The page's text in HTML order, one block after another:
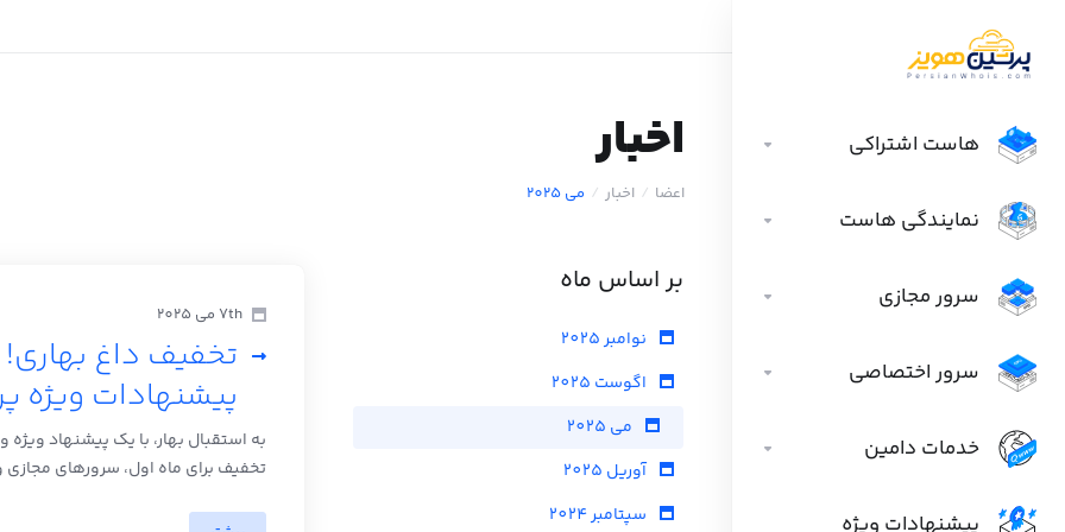
هاست اشتراکی
نمایندگی هاست
سرور مجازی
سرور اختصاصی
خدمات دامین
پیشنهادات ویژه
اخبار
اعضا اخبار می 2025
بر اساس ماه
نوامبر 2025
اگوست 2025
می 2025
آوریل 2025
سپتامبر 2024
7th می 2025
پیشنهادات ویژه
تخفیف برای ماه اول، سرورهای